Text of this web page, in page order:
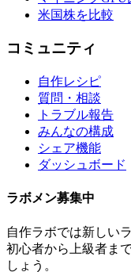
米国株を比較
コミュニティ
自作レシピ
質問・相談
トラブル報告
みんなの構成
シェア機能
ダッシュボード
ラボメン募集中
自作ラボでは新しい
初心者から上級者ま
しょう。